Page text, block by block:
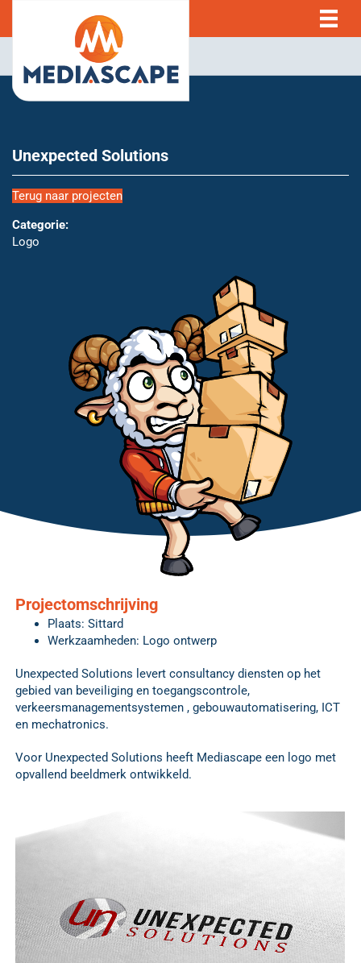
Unexpected Solutions
Terug naar projecten
Categorie:
Logo
Projectomschrijving
Plaats: Sittard
Werkzaamheden: Logo ontwerp
Unexpected Solutions levert consultancy diensten op het
gebied van beveiliging en toegangscontrole,
verkeersmanagementsystemen , gebouwautomatisering, ICT
en mechatronics.
Voor Unexpected Solutions heeft Mediascape een logo met
opvallend beeldmerk ontwikkeld.